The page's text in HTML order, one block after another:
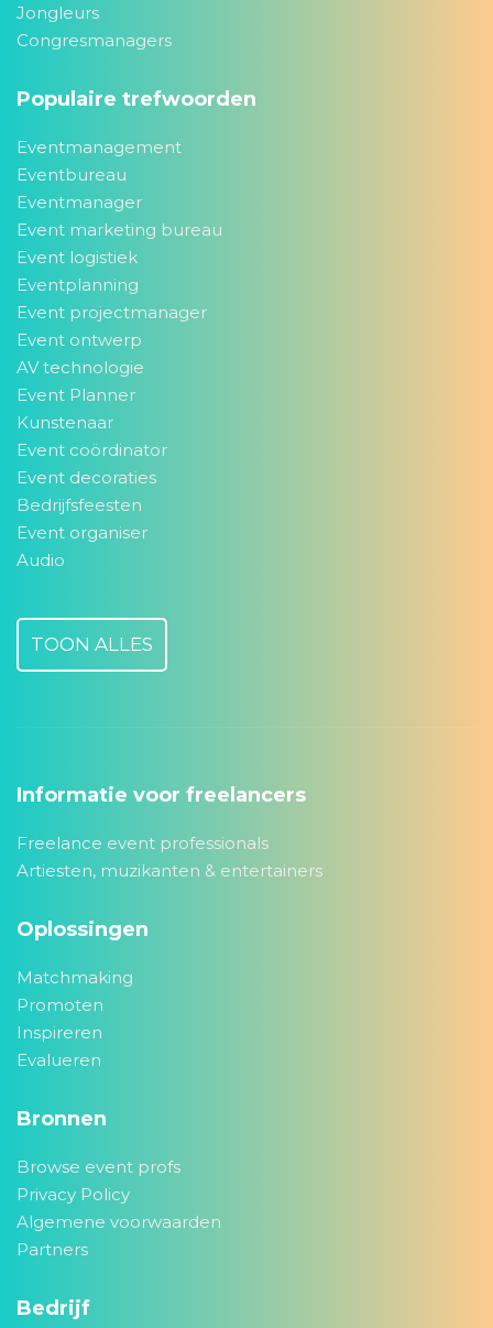
Jongleurs
Congresmanagers
Populaire trefwoorden
Eventmanagement
Eventbureau
Eventmanager
Event marketing bureau
Event logistiek
Eventplanning
Event projectmanager
Event ontwerp
AV technologie
Event Planner
Kunstenaar
Event coördinator
Event decoraties
Bedrijfsfeesten
Event organiser
Audio
TOON ALLES
Informatie voor freelancers
Freelance event professionals
Artiesten, muzikanten & entertainers
Oplossingen
Matchmaking
Promoten
Inspireren
Evalueren
Bronnen
Browse event profs
Privacy Policy
Algemene voorwaarden
Partners
Bedrijf